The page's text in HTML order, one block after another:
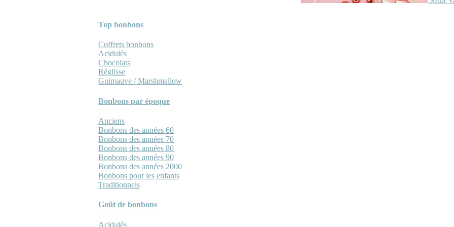
Top bonbons
Coffrets bonbons
Acidulés
Chocolats
Réglisse
Guimauve / Marshmallow
Bonbons par époque
Anciens
Bonbons des années 60
Bonbons des années 70
Bonbons des années 80
Bonbons des années 90
Bonbons des années 2000
Bonbons pour les enfants
Traditionnels
Goût de bonbons
Acidulés